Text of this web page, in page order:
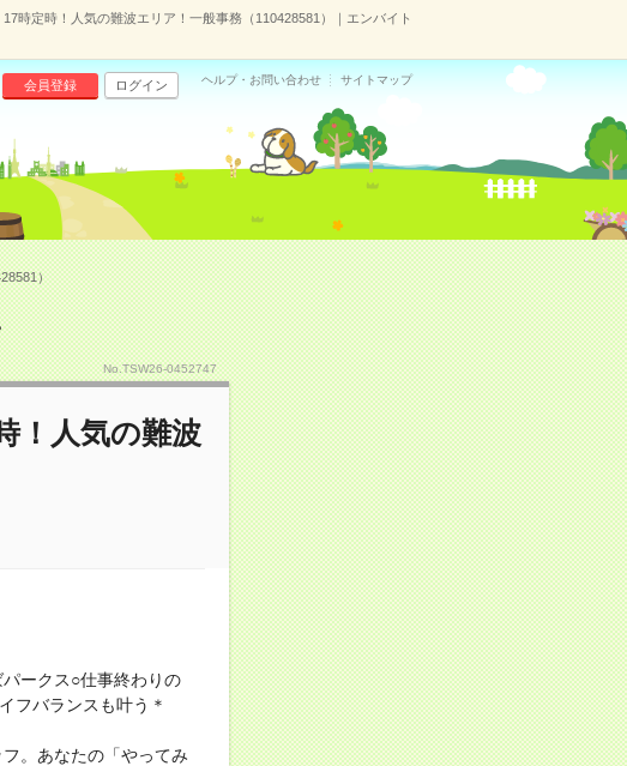
時定時！人気の難波エリア！一般事務（110428581）｜エンバイト
会員登録 ログイン ヘルプ・お問い合わせ サイトマップ
）
No.TSW26-0452747
！人気の難波
ークス○仕事終わりの
フバランスも叶う＊
。あなたの「やってみ